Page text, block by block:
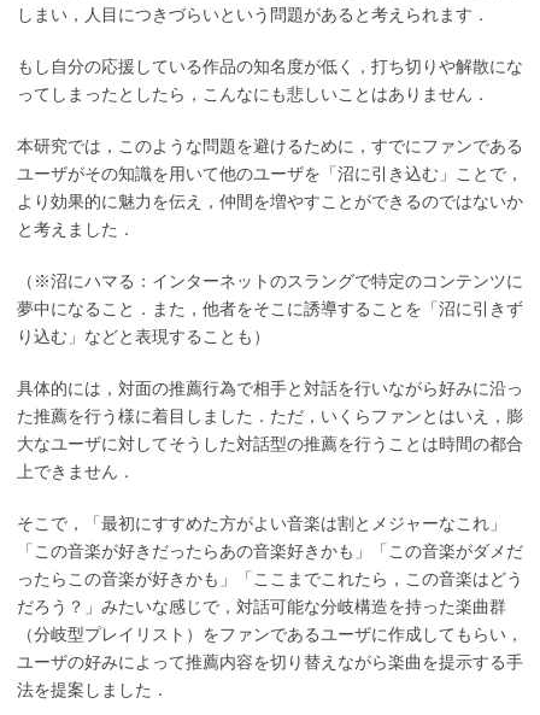
しまい，人目につきづらいという問題があると考えられます．
もし自分の応援している作品の知名度が低く，打ち切りや解散にな
ってしまったとしたら，こんなにも悲しいことはありません．
本研究では，このような問題を避けるために，すでにファンである
ユーザがその知識を用いて他のユーザを「沼に引き込む」ことで，
より効果的に魅力を伝え，仲間を増やすことができるのではないか
と考えました．
（※沼にハマる：インターネットのスラングで特定のコンテンツに
夢中になること．また，他者をそこに誘導することを「沼に引きず
り込む」などと表現することも）
具体的には，対面の推薦行為で相手と対話を行いながら好みに沿っ
た推薦を行う様に着目しました．ただ，いくらファンとはいえ，膨
大なユーザに対してそうした対話型の推薦を行うことは時間の都合
上できません．
そこで，「最初にすすめた方がよい音楽は割とメジャーなこれ」
「この音楽が好きだったらあの音楽好きかも」「この音楽がダメだ
ったらこの音楽が好きかも」「ここまでこれたら，この音楽はどう
だろう？」みたいな感じで，対話可能な分岐構造を持った楽曲群
（分岐型プレイリスト）をファンであるユーザに作成してもらい，
ユーザの好みによって推薦内容を切り替えながら楽曲を提示する手
法を提案しました．